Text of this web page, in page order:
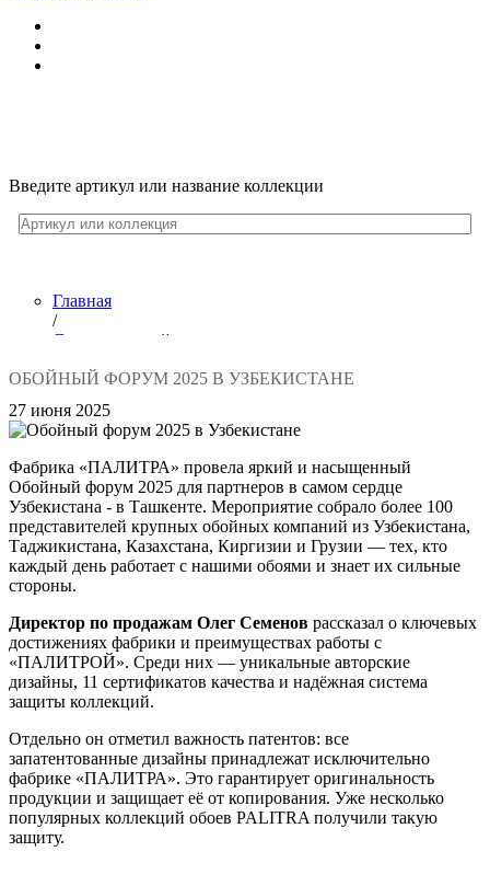
Введите артикул или название коллекции
Главная
/
Лента новостей
Обойный форум 2025 в Узбекистане
ОБОЙНЫЙ ФОРУМ 2025 В УЗБЕКИСТАНЕ
27 июня 2025
Фабрика «ПАЛИТРА» провела яркий и насыщенный
Обойный форум 2025 для партнеров в самом сердце
Узбекистана - в Ташкенте. Мероприятие собрало более 100
представителей крупных обойных компаний из Узбекистана,
Таджикистана, Казахстана, Киргизии и Грузии — тех, кто
каждый день работает с нашими обоями и знает их сильные
стороны.
Директор по продажам Олег Семенов рассказал о ключевых
достижениях фабрики и преимуществах работы с
«ПАЛИТРОЙ». Среди них — уникальные авторские
дизайны, 11 сертификатов качества и надёжная система
защиты коллекций.
Отдельно он отметил важность патентов: все
запатентованные дизайны принадлежат исключительно
фабрике «ПАЛИТРА». Это гарантирует оригинальность
продукции и защищает её от копирования. Уже несколько
популярных коллекций обоев PALITRA получили такую
защиту.